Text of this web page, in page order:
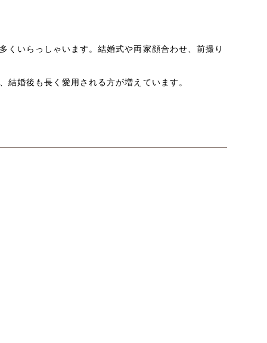
くいらっしゃいます。結婚式や両家顔合わせ、前撮り
婚後も長く愛用される方が増えています。